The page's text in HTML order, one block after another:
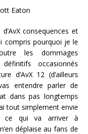
Eaton
d’AvX consequences et
compris pourquoi je le
les dommages
définitifs occasionnés
d’AvX 12 (d’ailleurs
entendre parler de
dans pas longtemps
tout simplement envie
ce qui va arriver à
déplaise au fans de